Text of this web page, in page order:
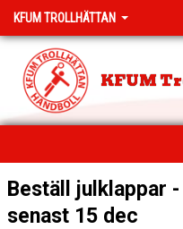
KFUM TROLLHÄTTAN
KFUM
HEM
NYHETER
Beställ julklappar
senast 15 dec